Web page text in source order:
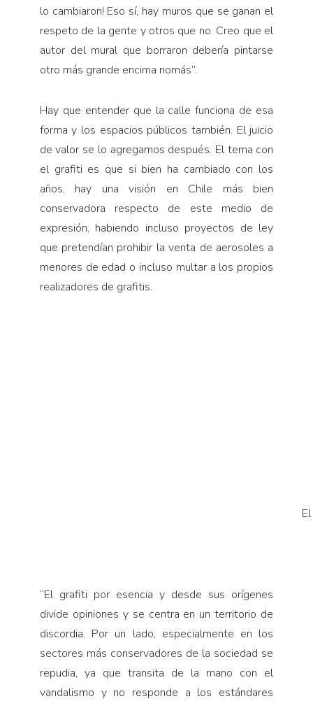
lo cambiaron! Eso sí, hay muros que se ganan el
respeto de la gente y otros que no. Creo que el
autor del mural que borraron debería pintarse
otro más grande encima nomás”.
Hay que entender que la calle funciona de esa
forma y los espacios públicos también. El juicio
de valor se lo agregamos después. El tema con
el grafiti es que si bien ha cambiado con los
años, hay una visión en Chile más bien
conservadora respecto de este medio de
expresión, habiendo incluso proyectos de ley
que pretendían prohibir la venta de aerosoles a
menores de edad o incluso multar a los propios
realizadores de grafitis.
“El grafiti por esencia y desde sus orígenes
divide opiniones y se centra en un territorio de
discordia. Por un lado, especialmente en los
sectores más conservadores de la sociedad se
repudia, ya que transita de la mano con el
vandalismo y no responde a los estándares